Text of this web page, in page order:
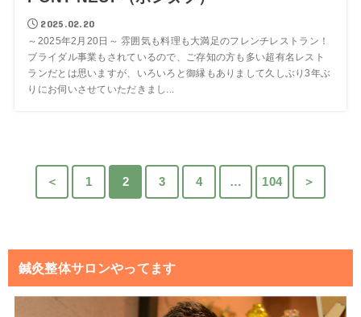
2025.02.20
～2025年2月20日～ 雰囲気も料理も大満足のフレンチレストラン！
ブライダル事業もされているので、ご存知の方も多い超有名レスト
ランだとは思いますが、いろいろと御縁もありまして久しぶり3年ぶ
りにお伺いさせていただきまし...
＜ 1 2 3 4 … 104 ＞
鍼灸整体サロンやってます